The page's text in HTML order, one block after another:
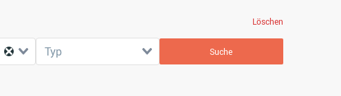
Löschen
Typ Suche